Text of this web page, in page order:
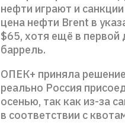
нефти играют и
цена нефти Brent в
$65, хотя ещё в первой
баррель.
ОПЕК+ приняла
реально Россия
осенью, так как из-за
в соответствии с